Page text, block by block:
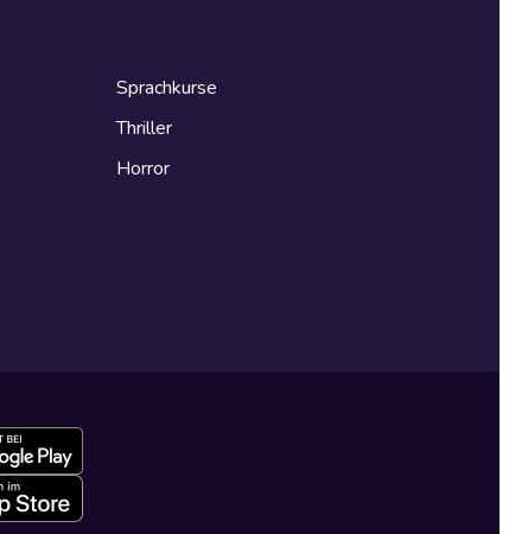
Sprachkurse
Thriller
Horror